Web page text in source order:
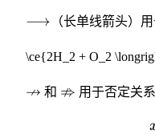
\longrightarrow
⟶ （长单线箭头）
\ce{2H_2 + O_2
\nrightarrow
↛ 和 \nRightarrow
⇏ 用于否定关系